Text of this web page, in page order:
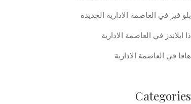
بلو فير في العاصمة الادارية الجديدة
ذا ايلاندز في العاصمة الادارية
هافا في العاصمة الادارية
Categories